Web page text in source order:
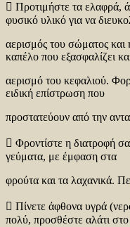
 Προτιμήστε τα ελαφρά,
φυσικό υλικό για να
αερισμός του σώματος και
καπέλο που εξασφαλίζει
αερισμό του κεφαλιού.
ειδική επίστρωση που
προστατεύουν από την
 Φροντίστε η διατροφή
γεύματα, με έμφαση στα
φρούτα και τα λαχανικά.
 Πίνετε άφθονα υγρά
πολύ, προσθέστε αλάτι στο